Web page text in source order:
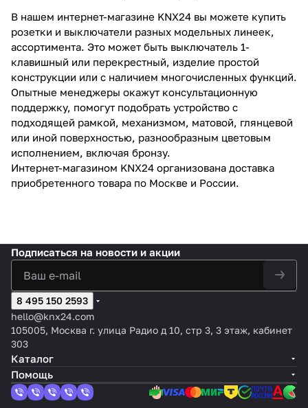
В нашем интернет-магазине KNX24 вы можете купить
розетки и выключатели разных модельных линеек,
ассортимента. Это может быть выключатель 1-
клавишный или перекрестный, изделие простой
конструкции или с наличием многочисленных функций.
Опытные менеджеры окажут консультационную
поддержку, помогут подобрать устройство с
подходящей рамкой, механизмом, матовой, глянцевой
или иной поверхностью, разнообразным цветовым
исполнением, включая бронзу.
Интернет-магазином KNX24 организована доставка
приобретенного товара по Москве и России.
Подписаться на новости и акции
8 495 150 2593
hello@knx24.com
105005, Москва г. улица Радио д 10, стр 3, 3 этаж, кабинет
303
Каталог
Помощь